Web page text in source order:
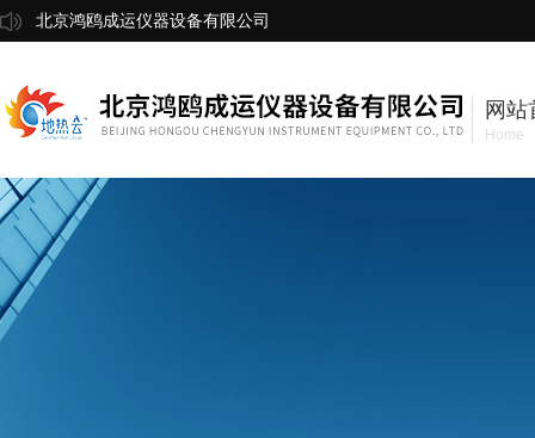
北京鸿鸥成运仪器设备有限公司
网站
Home